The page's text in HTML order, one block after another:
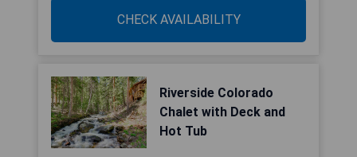
CHECK AVAILABILITY
Riverside Colorado
Chalet with Deck and
Hot Tub